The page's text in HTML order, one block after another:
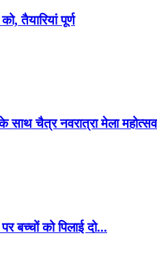
तैयारियां पूर्ण
साथ चैत्र नवरात्रा मेला
बच्चों को पिलाई दो...